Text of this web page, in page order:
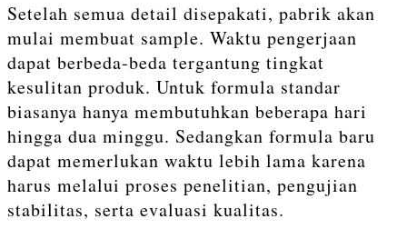
Setelah semua detail disepakati, pabrik akan
mulai membuat sample. Waktu pengerjaan
dapat berbeda-beda tergantung tingkat
kesulitan produk. Untuk formula standar
biasanya hanya membutuhkan beberapa hari
hingga dua minggu. Sedangkan formula baru
dapat memerlukan waktu lebih lama karena
harus melalui proses penelitian, pengujian
stabilitas, serta evaluasi kualitas.